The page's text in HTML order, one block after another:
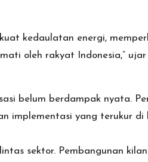
kedaulatan energi,
oleh rakyat Indonesia,” ujar
belum berdampak nyata.
implementasi yang terukur di
sektor. Pembangunan